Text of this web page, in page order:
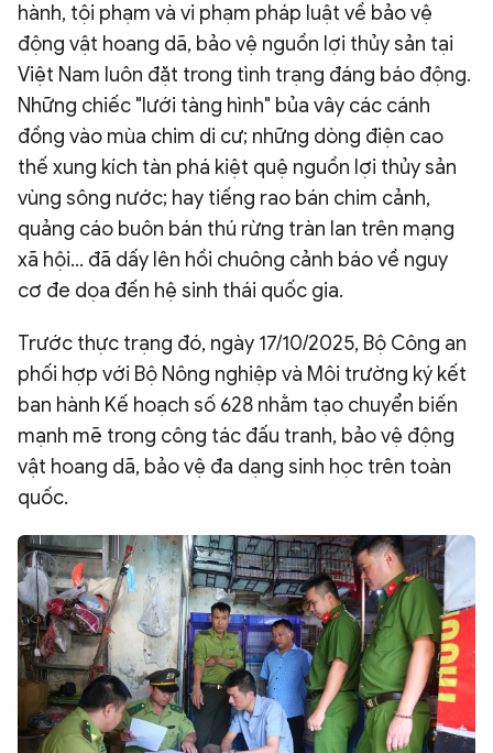
ĐA PHƯƠNG TIỆN
eMagazine
Podcast
Video Ảnh
Infographic
Chuyên trangAn ninh thế giới Văn nghệ Công an
Chuyên đề
hành, tội phạm và vi phạm pháp luật về bảo vệ
động vật hoang dã, bảo vệ nguồn lợi thủy sản tại
Việt Nam luôn đặt trong tình trạng đáng báo động.
Những chiếc "lưới tàng hình" bủa vây các cánh
đồng vào mùa chim di cư; những dòng điện cao
thế xung kích tàn phá kiệt quệ nguồn lợi thủy sản
vùng sông nước; hay tiếng rao bán chim cảnh,
quảng cáo buôn bán thú rừng tràn lan trên mạng
xã hội... đã dấy lên hồi chuông cảnh báo về nguy
cơ đe dọa đến hệ sinh thái quốc gia.
Trước thực trạng đó, ngày 17/10/2025, Bộ Công an
phối hợp với Bộ Nông nghiệp và Môi trường ký kết
ban hành Kế hoạch số 628 nhằm tạo chuyển biến
mạnh mẽ trong công tác đấu tranh, bảo vệ động
vật hoang dã, bảo vệ đa dạng sinh học trên toàn
quốc.